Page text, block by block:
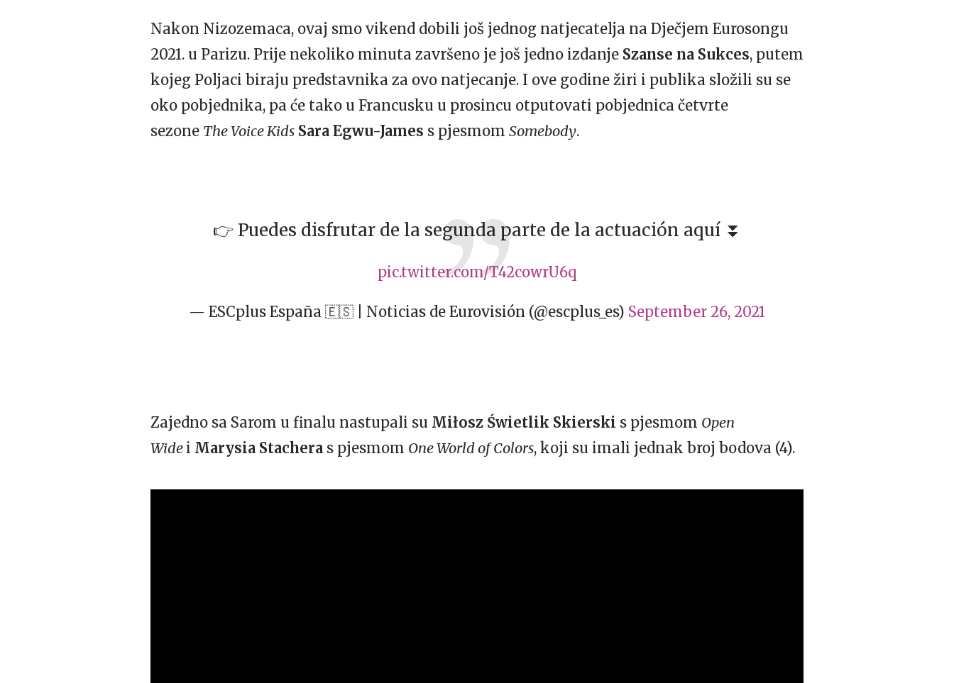
Nakon Nizozemaca, ovaj smo vikend dobili još jednog natjecatelja na Dječjem Eurosongu
2021. u Parizu. Prije nekoliko minuta završeno je još jedno izdanje Szanse na Sukces, putem
kojeg Poljaci biraju predstavnika za ovo natjecanje. I ove godine žiri i publika složili su se
oko pobjednika, pa će tako u Francusku u prosincu otputovati pobjednica četvrte
sezone The Voice Kids Sara Egwu-James s pjesmom Somebody.
👉 Puedes disfrutar de la segunda parte de la actuación aquí ⏬
pic.twitter.com/T42cowrU6q
— ESCplus España 🇪🇸 | Noticias de Eurovisión (@escplus_es) September 26, 2021
Zajedno sa Sarom u finalu nastupali su Miłosz Świetlik Skierski s pjesmom Open
Wide i Marysia Stachera s pjesmom One World of Colors, koji su imali jednak broj bodova (4).